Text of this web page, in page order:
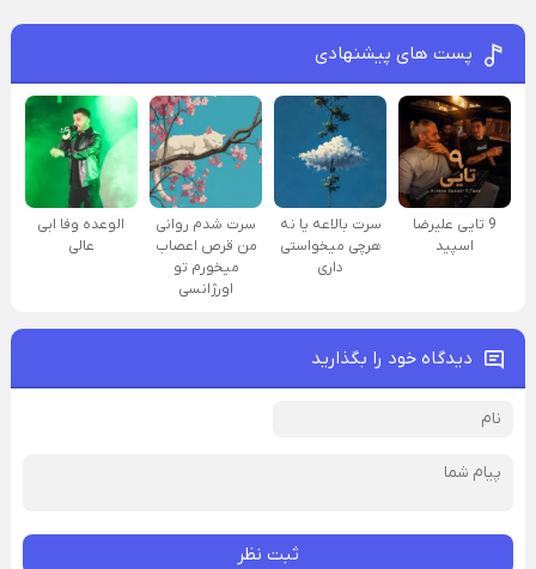
پست های پیشنهادی
9 تایی علیرضا
اسپید
سرت بالاعه یا نه
هرچی میخواستی
داری
سرت شدم روانی
من قرص اعصاب
میخورم تو
اورژانسی
الوعده وفا ابی
عالی
دیدگاه خود را بگذارید
ثبت نظر